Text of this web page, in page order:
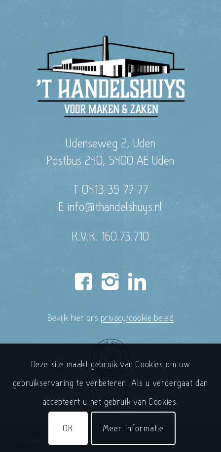
Udenseweg 2, Uden
Postbus 240, 5400 AE Uden
T 0413 39 77 77
E info@thandelshuys.nl
K.V.K. 160.73.710
Bekijk hier ons privacy/cookie beleid
Deze site maakt gebruik van Cookies om uw
gebruikservaring te verbeteren. Als u verdergaat dan
accepteert u het gebruik van Cookies.
OK Meer informatie